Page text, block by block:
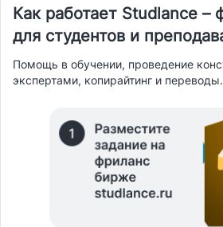
Как работает Studlance –
для студентов и
Помощь в обучении, проведение
экспертами, копирайтинг и переводы.